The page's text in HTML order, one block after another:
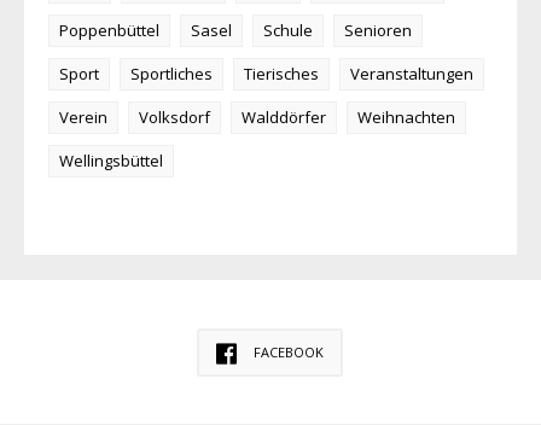
Poppenbüttel
Sasel Schule
Senioren
Sport
Sportliches Tierisches
Veranstaltungen
Verein
Volksdorf Walddörfer
Weihnachten
Wellingsbüttel
FACEBOOK